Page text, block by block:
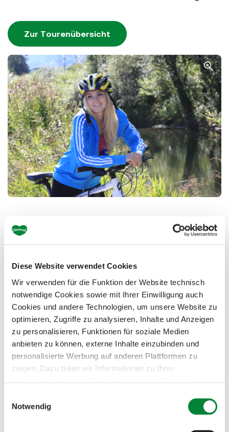
Diese Website verwendet Cookies
Wir verwenden für die Funktion der Website technisch
notwendige Cookies sowie mit Ihrer Einwilligung auch
Cookies und andere Technologien, um unsere Website zu
optimieren, Zugriffe zu analysieren, Inhalte und Anzeigen
zu personalisieren, Funktionen für soziale Medien
anbieten zu können, externe Inhalte einzubinden und
personalisierte Werbung auf anderen Plattformen zu
zeigen. Dazu teilen wir Informationen zu Ihrer
zu technisch nicht notwendigen Cookies können Sie
Weiterführende Details zu den auf unserer Website
Notwendig
Zur Tourenübersicht
Bike & Hike in Erzberg-Leoben
entscheiden, wenn sich beide Sportarten
wunderbar miteinander verbinden lassen? In
Erzberg-Leoben gibt es zahlreiche Bike&Hike-
Touren, bei denen man den ersten Teil der Strecke
radelt, bevor das sportliche Vergnügen zu Fuß
weitergeht.Übrigens:Wer zum Ausgangpunkt der
Wanderung radelt und den Pkw stehen lässt, der